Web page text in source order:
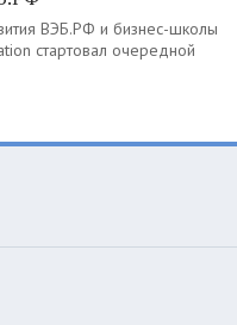
ВЭБ.РФ и бизнес-школы
стартовал очередной